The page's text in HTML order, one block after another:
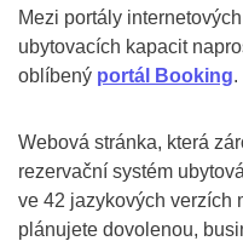
Mezi portály
ubytovacích kapacit
oblíbený portál Booking.
Webová stránka, která
rezervační systém
ve 42 jazykových verzích
plánujete dovolenou,